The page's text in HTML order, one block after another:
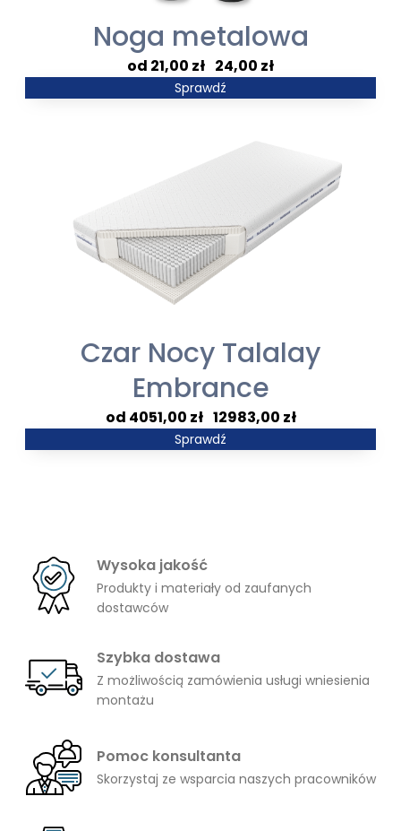
Noga metalowa
21,00 zł 24,00 zł
Zakres
24,00 zł
Sprawdź
Czar Nocy Talalay
Embrance
4051,00 zł– 12983,00 zł
Zakres
Sprawdź
Wysoka jakość
Produkty i materiały od zaufanych
dostawców
Szybka dostawa
Z możliwością zamówienia usługi wniesienia
montażu
Pomoc konsultanta
Skorzystaj ze wsparcia naszych pracowników